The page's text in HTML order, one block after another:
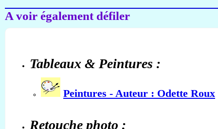
A voir également défiler
Tableaux & Peintures :
Peintures - Auteur : Odette Roux
Retouche photo :